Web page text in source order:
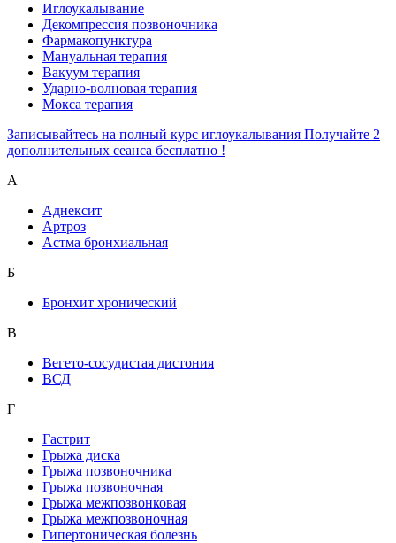
Иглоукалывание
Декомпрессия позвоночника
Фармакопунктура
Мануальная терапия
Вакуум терапия
Ударно-волновая терапия
Мокса терапия
Записывайтесь на полный курс иглоукалывания Получайте 2
дополнительных сеанса бесплатно !
А
Аднексит
Артроз
Астма бронхиальная
Б
Бронхит хронический
В
Вегето-сосудистая дистония
ВСД
Г
Гастрит
Грыжа диска
Грыжа позвоночника
Грыжа позвоночная
Грыжа межпозвонковая
Грыжа межпозвоночная
Гипертоническая болезнь